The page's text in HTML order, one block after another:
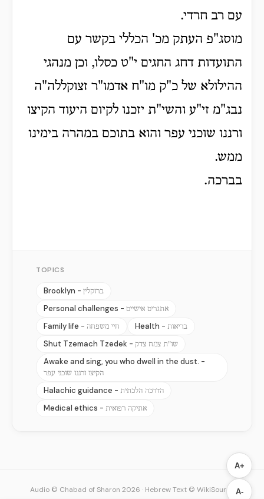
עם רב חרדי.
מוסג"פ העתק מכ' הכללי בקשר עם
התועדות דחג החגים י"ט כסלו, וכן מנהגי
ההילולא של כ"ק מו"ח אדמו"ר זצוקללה"ה
נבג"מ זי"ע והשי"ת יזכנו לקיום היעוד הקיצו
ורננו שוכני עפר והוא בתוכם במהרה בימינו
ממש.
בברכה.
TOPICS
Brooklyn - ברוקלין
Personal challenges - אתגרים אישיים
Family life - חיי משפחה Health - בריאות
Shut Tzemach Tzedek - שו"ת צמח צדק
Awake and sing, you who dwell in the dust. -
הקיצו ורננו שוכני עפר
Halachic guidance - הדרכה הלכתית
Medical ethics - אתיקה רפואית
A+
A-
Audio © Chabad of Sharon 2026 · Hebrew Text © WikiSource